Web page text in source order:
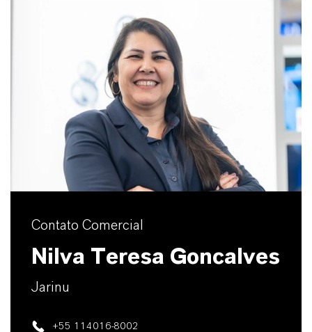
Contato Comercial
Nilva Teresa Goncalves
Jarinu
+55 114016-8002